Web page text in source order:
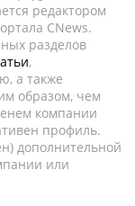
редактором
CNews.
разделов
,
а также
образом, чем
компании
профиль.
дополнительной
или